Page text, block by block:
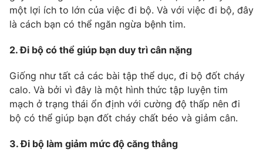
Hậu trường
Giải sao mai
Giải trí
Điện ảnh
Âm nhạc
Sao
Làm đẹp
Chất lượng cuộc sống
Giáo dục
Tuyển sinh
Học trực tuyến
Công nghệ
Sản phẩm
Giao lưu trực tuyến
một lợi ích to lớn của việc đi bộ. Và với việc đi bộ, đây
là cách bạn có thể ngăn ngừa bệnh tim.
2. Đi bộ có thể giúp bạn duy trì cân nặng
Giống như tất cả các bài tập thể dục, đi bộ đốt cháy
calo. Và bởi vì đây là một hình thức tập luyện tim
mạch ở trạng thái ổn định với cường độ thấp nên đi
bộ có thể giúp bạn đốt cháy chất béo và giảm cân.
3. Đi bộ làm giảm mức độ căng thẳng